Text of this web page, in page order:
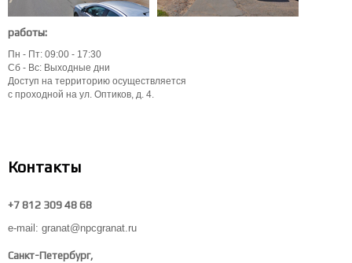
работы:
Пн - Пт: 09:00 - 17:30
Сб - Вс: Выходные дни
Доступ на территорию осуществляется
с проходной на ул. Оптиков, д. 4.
Контакты
+7 812 309 48 68
e-mail: granat@npcgranat.ru
Санкт-Петербург,